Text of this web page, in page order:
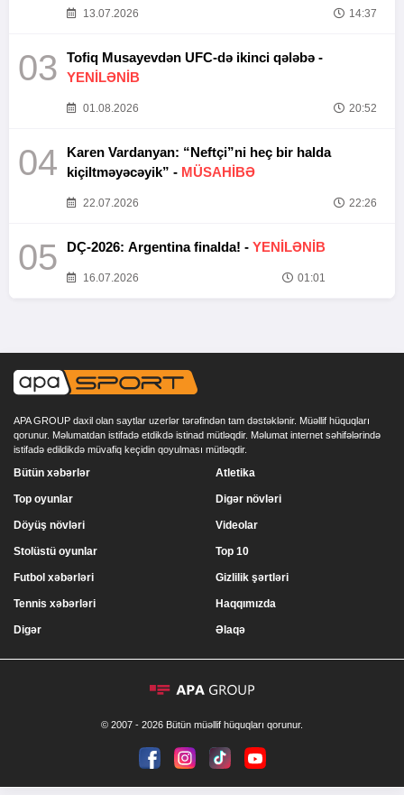
13.07.2026 14:37
03
Tofiq Musayevdən UFC-də ikinci qələbə -
YENİLƏNİB
01.08.2026 20:52
04
Karen Vardanyan: “Neftçi”ni heç bir halda
kiçiltməyəcəyik” - MÜSAHİBƏ
22.07.2026 22:26
05 DÇ-2026: Argentina finalda! - YENİLƏNİB
16.07.2026 01:01
APA GROUP daxil olan saytlar uzerlər tərəfindən tam dəstəklənir. Müəllif hüquqları
qorunur. Məlumatdan istifadə etdikdə istinad mütləqdir. Məlumat internet səhifələrində
istifadə edildikdə müvafiq keçidin qoyulması mütləqdir.
Bütün xəbərlər
Top oyunlar
Döyüş növləri
Stolüstü oyunlar
Atletika
Digər növləri
Videolar
Top 10
Futbol xəbərləri
Tennis xəbərləri
Digər
Gizlilik şərtləri
Haqqımızda
Əlaqə
© 2007 - 2026 Bütün müəllif hüquqları qorunur.